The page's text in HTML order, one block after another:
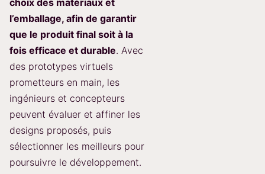
l’emballage, afin de garantir
que le produit final soit à la
fois efficace et durable. Avec
des prototypes virtuels
prometteurs en main, les
ingénieurs et concepteurs
peuvent évaluer et affiner les
designs proposés, puis
sélectionner les meilleurs pour
poursuivre le développement.